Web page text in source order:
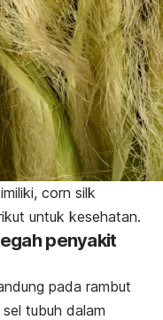
corn silk
untuk kesehatan.
penyakit
pada rambut
tubuh dalam